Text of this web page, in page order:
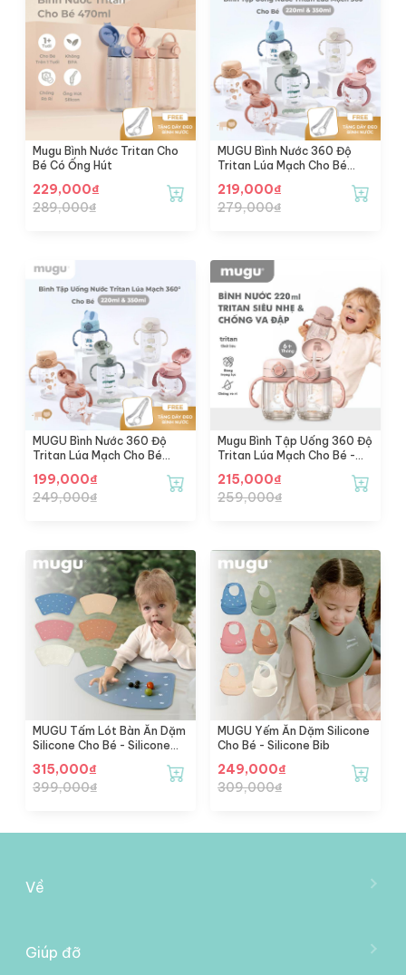
Mugu Bình Nước Tritan Cho
Bé Có Ống Hút
229,000₫
289,000₫
MUGU Bình Nước 360 Độ
Tritan Lúa Mạch Cho Bé
Tritan Training Bottle
(350ml)
219,000₫
279,000₫
MUGU Bình Nước 360 Độ
Tritan Lúa Mạch Cho Bé
Tritan Training Bottle
(220ml)
199,000₫
249,000₫
Mugu Bình Tập Uống 360 Độ
Tritan Lúa Mạch Cho Bé -
215,000₫
259,000₫
MUGU Tấm Lót Bàn Ăn Dặm
Silicone Cho Bé - Silicone
315,000₫
399,000₫
MUGU Yếm Ăn Dặm Silicone
Cho Bé - Silicone Bib
249,000₫
309,000₫
Về
Trở Thành Đại Lý
Giúp đỡ